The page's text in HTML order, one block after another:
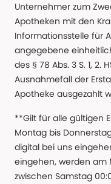
Unternehmer zum
Apotheken mit den
Informationsstelle für
angegebene
des § 78 Abs. 3 S. 1, 2.
Ausnahmefall der
Apotheke ausgezahlt
**Gilt für alle gültigen
Montag bis
digital bei uns
eingehen, werden am
zwischen Samstag